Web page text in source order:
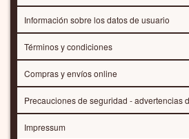
Información sobre los datos de usuario
Términos y condiciones
Compras y envíos online
Precauciones de seguridad - advertencias
Impressum